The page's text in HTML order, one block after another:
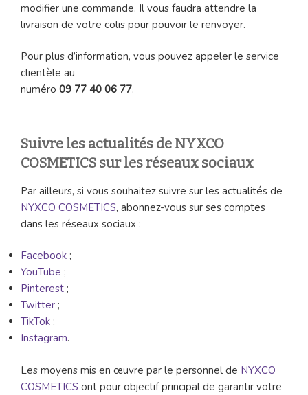
modifier une commande. Il vous faudra attendre la
livraison de votre colis pour pouvoir le renvoyer.
Pour plus d’information, vous pouvez appeler le service
clientèle au
numéro 09 77 40 06 77.
Suivre les actualités de NYXCO
COSMETICS sur les réseaux sociaux
Par ailleurs, si vous souhaitez suivre sur les actualités de
NYXCO COSMETICS, abonnez-vous sur ses comptes
dans les réseaux sociaux :
Facebook ;
YouTube ;
Pinterest ;
Twitter ;
TikTok ;
Instagram.
Les moyens mis en œuvre par le personnel de NYXCO
COSMETICS ont pour objectif principal de garantir votre